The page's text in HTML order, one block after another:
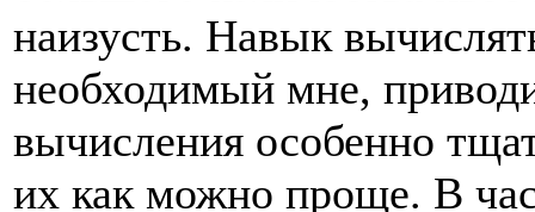
наизусть. Навык
необходимый мне,
вычисления особенно
их как можно проще. В